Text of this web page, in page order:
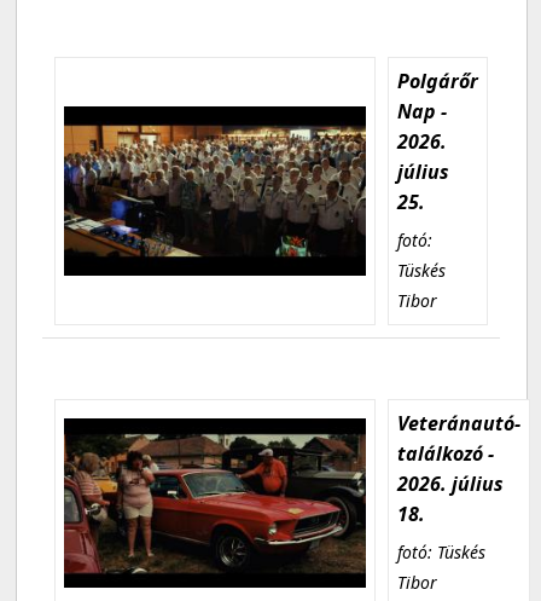
Polgárőr
Nap -
2026.
július
25.
fotó:
Tüskés
Tibor
Veteránautó-
találkozó -
2026. július
18.
fotó: Tüskés
Tibor